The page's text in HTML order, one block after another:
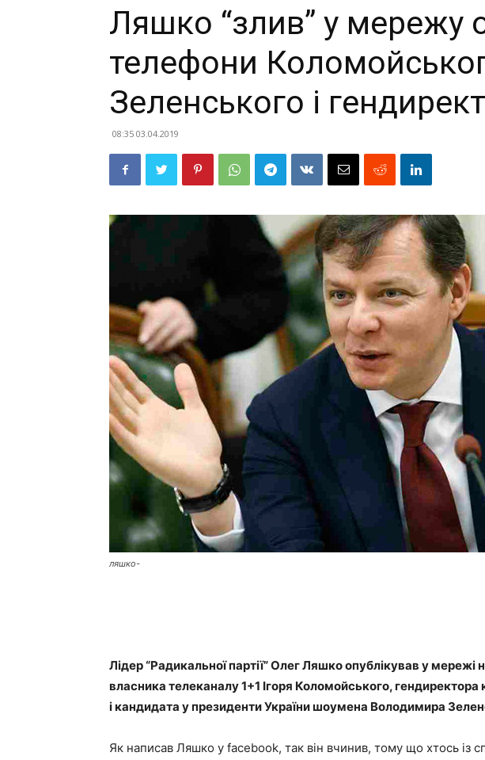
Ляшко “злив” у мережу
телефони
Зеленського і
08:35 03.04.2019
ляшко-
Лідер “Радикальної партії” Олег Ляшко опублікував у мережі
власника телеканалу 1+1 Ігоря Коломойського,
і кандидата у президенти України шоумена Володимира
Як написав Ляшко у facebook, так він вчинив, тому що хтось із